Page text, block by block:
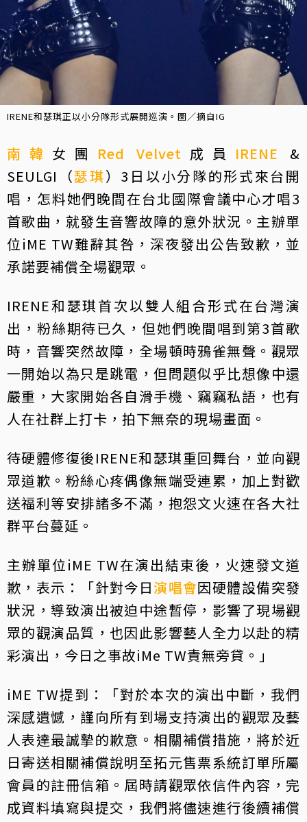
IRENE和瑟琪正以小分隊形式展開巡演。圖／摘自IG
南韓 女團 Red Velvet 成員 IRENE &
SEULGI（瑟琪）3日以小分隊的形式來台開
唱，怎料她們晚間在台北國際會議中心才唱3
首歌曲，就發生音響故障的意外狀況。主辦單
位iME TW難辭其咎，深夜發出公告致歉，並
承諾要補償全場觀眾。
IRENE和瑟琪首次以雙人組合形式在台灣演
出，粉絲期待已久，但她們晚間唱到第3首歌
時，音響突然故障，全場頓時鴉雀無聲。觀眾
一開始以為只是跳電，但問題似乎比想像中還
嚴重，大家開始各自滑手機、竊竊私語，也有
人在社群上打卡，拍下無奈的現場畫面。
待硬體修復後IRENE和瑟琪重回舞台，並向觀
眾道歉。粉絲心疼偶像無端受連累，加上對歡
送福利等安排諸多不滿，抱怨文火速在各大社
群平台蔓延。
主辦單位iME TW在演出結束後，火速發文道
歉，表示：「針對今日演唱會因硬體設備突發
狀況，導致演出被迫中途暫停，影響了現場觀
眾的觀演品質，也因此影響藝人全力以赴的精
彩演出，今日之事故iMe TW責無旁貸。」
iME TW提到：「對於本次的演出中斷，我們
深感遺憾，謹向所有到場支持演出的觀眾及藝
人表達最誠摯的歉意。相關補償措施，將於近
日寄送相關補償說明至拓元售票系統訂單所屬
會員的註冊信箱。屆時請觀眾依信件內容，完
成資料填寫與提交，我們將儘速進行後續補償